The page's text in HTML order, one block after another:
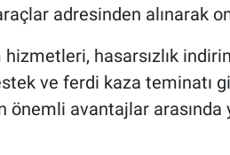
adresinden alınarak
hizmetleri, hasarsızlık
ve ferdi kaza teminatı
önemli avantajlar arasında